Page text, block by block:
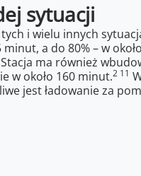
sytuacji
i wielu innych
a do 80% – w
ma również
w około 160 minut.2 11
jest ładowanie za